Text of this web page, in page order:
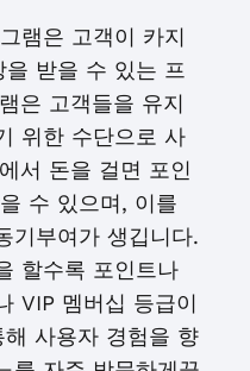
램은 고객이 카지
받을 수 있는 프
은 고객들을 유지
위한 수단으로 사
서 돈을 걸면 포인
수 있으며, 이를
기부여가 생깁니다.
할수록 포인트나
VIP 멤버십 등급이
사용자 경험을 향